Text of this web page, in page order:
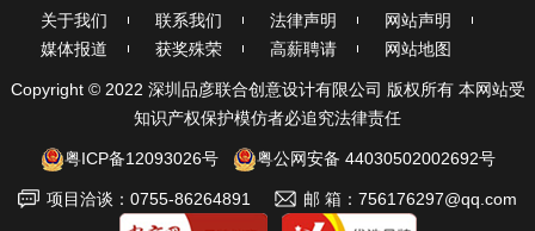
关于我们 联系我们 法律声明
网站声明
媒体报道
获奖殊荣 高薪聘请 网站地图
Copyright © 2022 深圳品彦联合创意设计有限公司 版权所有 本网站受
知识产权保护模仿者必追究法律责任
粤ICP备12093026号 粤公网安备 44030502002692号
项目洽谈：0755-86264891 邮 箱：756176297@qq.com